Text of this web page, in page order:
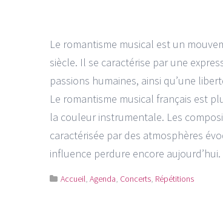
Le romantisme musical est un
siècle. Il se caractérise par une
passions humaines, ainsi qu’une
Le romantisme musical français est
la couleur instrumentale. Les
caractérisée par des atmosphères
influence perdure encore aujourd’hui.
Accueil, Agenda, Concerts, Répétitions